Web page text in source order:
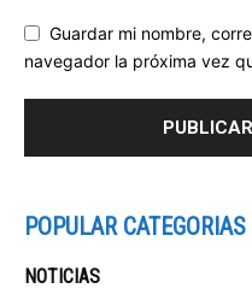
Guardar mi nombre,
navegador la próxima vez
POPULAR CATEGORIAS
NOTICIAS